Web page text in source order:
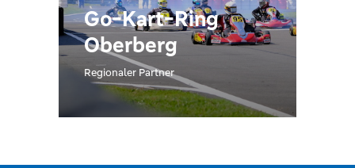
Go-Kart-Ring
Oberberg
Regionaler Partner